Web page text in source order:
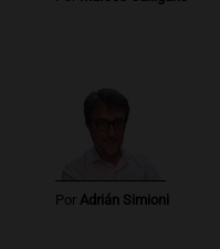
Por Adrián Simioni